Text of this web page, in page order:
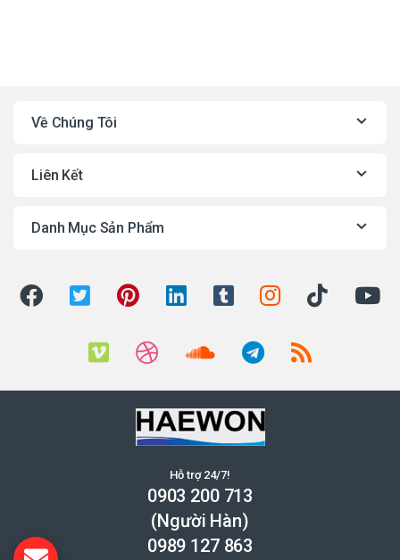
Về Chúng Tôi
Liên Kết
Danh Mục Sản Phẩm
Hỗ trợ 24/7!
0903 200 713
(Người Hàn)
0989 127 863